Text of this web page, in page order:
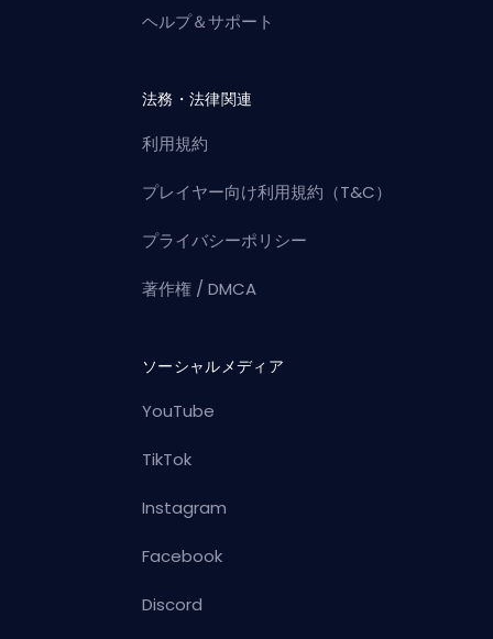
ヘルプ＆サポート
法務・法律関連
利用規約
プレイヤー向け利用規約（T&C）
プライバシーポリシー
著作権 / DMCA
ソーシャルメディア
YouTube
TikTok
Instagram
Facebook
Discord